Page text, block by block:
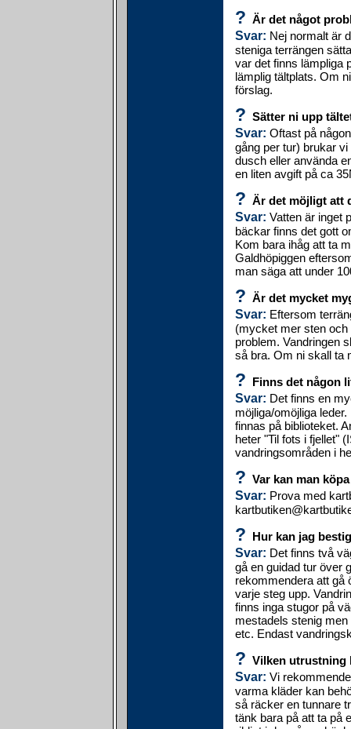
? Är det något
Svar: Nej normalt är
steniga terrängen
var det finns lämpliga
lämplig tältplats. Om
förslag.
? Sätter ni upp
Svar: Oftast på
gång per tur) brukar
dusch eller använda
en liten avgift på ca
? Är det möjligt att
Svar: Vatten är inget
bäckar finns det gott
Kom bara ihåg att ta
Galdhöpiggen
man säga att under
? Är det mycket
Svar: Eftersom
(mycket mer sten
problem. Vandringen
så bra. Om ni skall ta
? Finns det någon
Svar: Det finns en
möjliga/omöjliga
finnas på biblioteket.
heter "Til fots i fjellet"
vandringsområden i
? Var kan man
Svar: Prova med
? Hur kan jag
Svar: Det finns två
gå en guidad tur över
rekommendera att gå
varje steg upp.
finns inga stugor på
mestadels stenig
etc. Endast
? Vilken utrustning
Svar: Vi
varma kläder kan
så räcker en tunnare
tänk bara på att ta på